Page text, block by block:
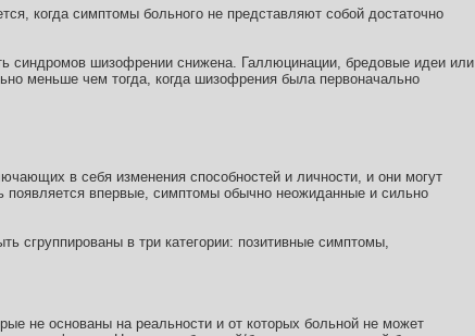
когда симптомы больного не представляют собой достаточно
синдромов шизофрении снижена. Галлюцинации, бредовые идеи или
меньше чем тогда, когда шизофрения была первоначально
в себя изменения способностей и личности, и они могут
появляется впервые, симптомы обычно неожиданные и сильно
сгруппированы в три категории: позитивные симптомы,
не основаны на реальности и от которых больной не может